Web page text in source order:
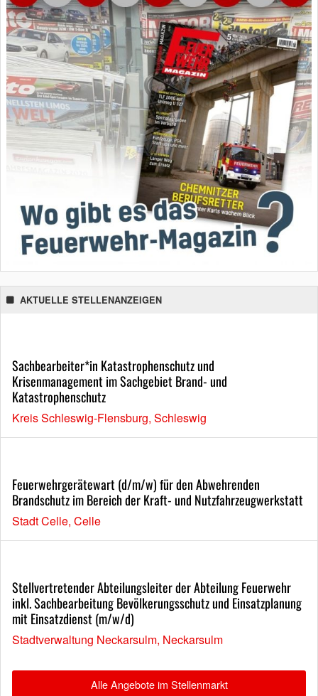
AKTUELLE STELLENANZEIGEN
Sachbearbeiter*in Katastrophenschutz und
Krisenmanagement im Sachgebiet Brand- und
Katastrophenschutz
Kreis Schleswig-Flensburg, Schleswig
Feuerwehrgerätewart (d/m/w) für den Abwehrenden
Brandschutz im Bereich der Kraft- und Nutzfahrzeugwerkstatt
Stadt Celle, Celle
Stellvertretender Abteilungsleiter der Abteilung Feuerwehr
inkl. Sachbearbeitung Bevölkerungsschutz und Einsatzplanung
mit Einsatzdienst (m/w/d)
Stadtverwaltung Neckarsulm, Neckarsulm
Alle Angebote im Stellenmarkt